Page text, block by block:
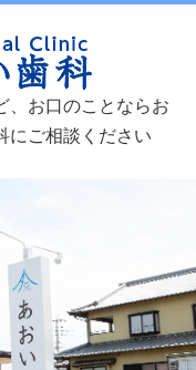
、お口のことならお
にご相談ください